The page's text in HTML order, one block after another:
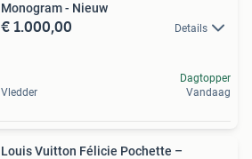
Monogram - Nieuw
€ 1.000,00 Details
Vledder
Dagtopper
Vandaag
Louis Vuitton Félicie Pochette –